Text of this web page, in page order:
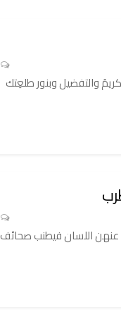
والتفضيل وبنور طلعِتك
اللسان فيطنب صحائف